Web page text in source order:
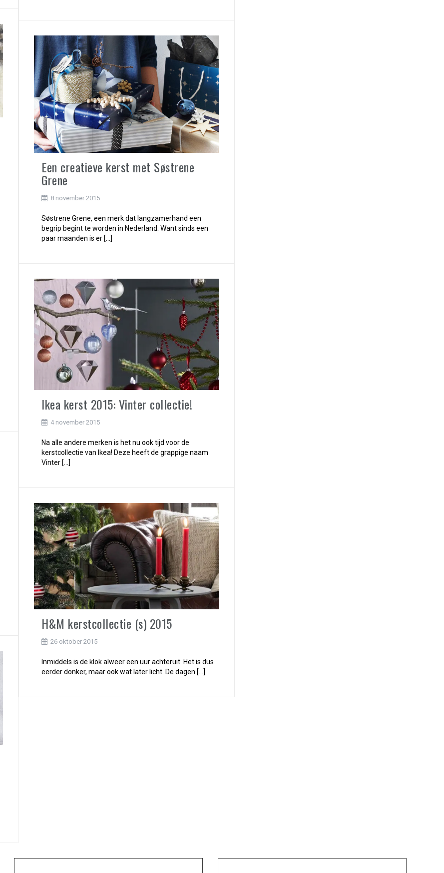
Een creatieve kerst met Søstrene
Grene
8 november 2015
Søstrene Grene, een merk dat langzamerhand een
begrip begint te worden in Nederland. Want sinds een
paar maanden is er […]
Ikea kerst 2015: Vinter collectie!
4 november 2015
Na alle andere merken is het nu ook tijd voor de
kerstcollectie van Ikea! Deze heeft de grappige naam
Vinter […]
H&M kerstcollectie (s) 2015
26 oktober 2015
Inmiddels is de klok alweer een uur achteruit. Het is dus
eerder donker, maar ook wat later licht. De dagen […]